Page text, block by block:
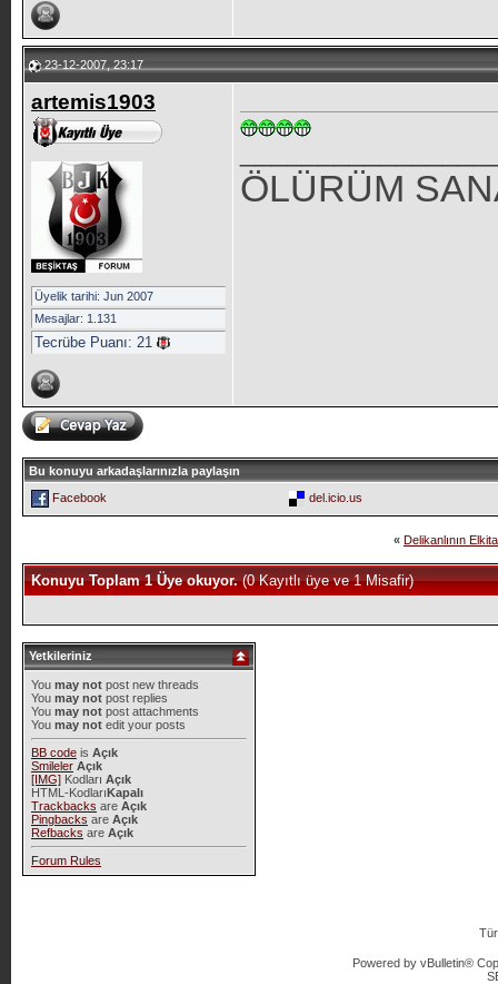
23-12-2007, 23:17
artemis1903
Üyelik tarihi: Jun 2007
Mesajlar: 1.131
Tecrübe Puanı: 21
ÖLÜRÜM
Bu konuyu arkadaşlarınızla paylaşın
Facebook
del.icio.us
« Delikanlının
Konuyu Toplam 1 Üye okuyor.(0 Kayıtlı üye ve 1 Misafir)
Yetkileriniz
You may notpost new threads
You may notpost replies
You may notpost attachments
You may notedit your posts
BB codeis Açık
Smileler Açık
[IMG]Kodları Açık
HTML-KodlarıKapalı
Trackbacks are Açık
Pingbacks are Açık
Refbacks are Açık
Forum Rules
Powered by vBulletin®